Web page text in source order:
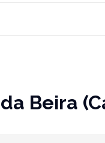
Beira